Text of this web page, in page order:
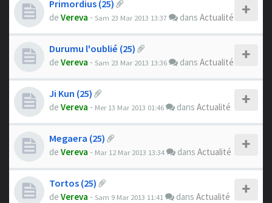
Primordius (25)
de Vereva - Sam 23 Mar 2013 13:37 dans Actualité
Durumu l'oublié (25)
de Vereva - Sam 23 Mar 2013 13:36 dans Actualité
Ji Kun (25)
de Vereva - Mer 13 Mar 2013 01:46 dans Actualité
Megaera (25)
de Vereva - Mar 12 Mar 2013 13:34 dans Actualité
Tortos (25)
de Vereva - Sam 9 Mar 2013 11:41 dans Actualité